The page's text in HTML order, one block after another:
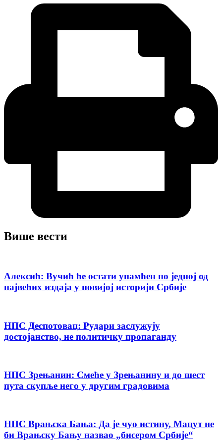
Више вести
Алексић: Вучић ће остати упамћен по једној од
највећих издаја у новијој историји Србије
НПС Деспотовац: Рудари заслужују
достојанство, не политичку пропаганду
НПС Зрењанин: Смеће у Зрењанину и до шест
пута скупље него у другим градовима
НПС Врањска Бања: Да је чуо истину, Мацут не
би Врањску Бању назвао „бисером Србије“